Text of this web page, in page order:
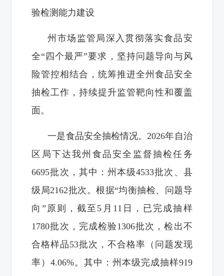
验检测能力建设
州市场监管局深入贯彻落实食品安
全“四个最严”要求，坚持问题导向与风
险管控相结合，统筹推进全州食品安全
抽检工作，持续提升监管靶向性和覆盖
面。
一是食品安全抽检情况。2026年自治
区局下达我州食品安全监督抽检任务
6695批次，其中：州本级4533批次、县
级局2162批次。根据“均衡抽检、问题导
向”原则，截至5月11日，已完成抽样
1780批次，完成检验1306批次，检出不
合格样品53批次，不合格率（问题发现
率）4.06%。其中：州本级完成抽样919